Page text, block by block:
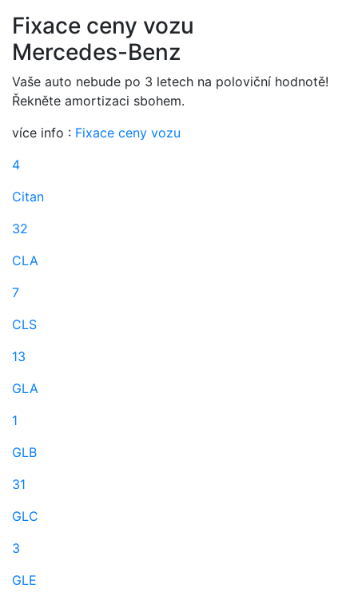
Fixace ceny vozu
Mercedes-Benz
Vaše auto nebude po 3 letech na poloviční hodnotě!
Řekněte amortizaci sbohem.
více info : Fixace ceny vozu
4
Citan
32
CLA
7
CLS
13
GLA
1
GLB
31
GLC
3
GLE